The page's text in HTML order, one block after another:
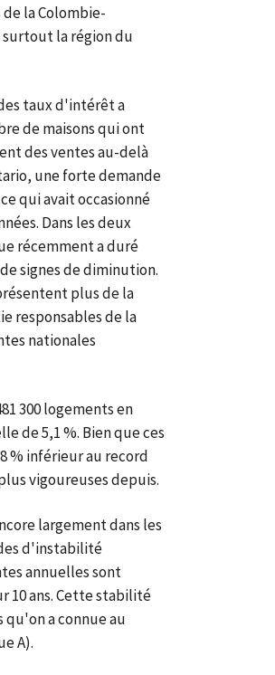
la Colombie-
la région du
taux d'intérêt a
de maisons qui ont
des ventes au-delà
une forte demande
qui avait occasionné
Dans les deux
récemment a duré
signes de diminution.
plus de la
responsables de la
nationales
300 logements en
de 5,1 %. Bien que ces
% inférieur au record
vigoureuses depuis.
largement dans les
d'instabilité
annuelles sont
10 ans. Cette stabilité
qu'on a connue au
A).